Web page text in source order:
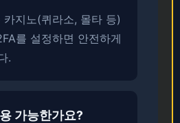
카지노(퀴라소, 몰타 등)
를 설정하면 안전하게
.
가능한가요?